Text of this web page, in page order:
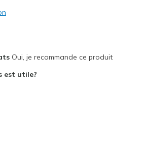
Oui, je recommande ce produit
est utile?